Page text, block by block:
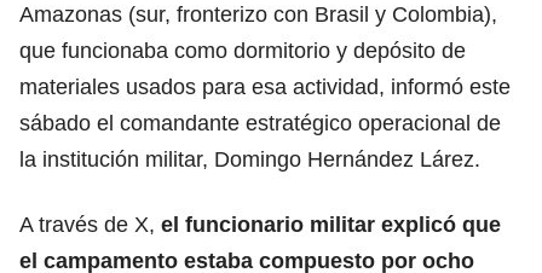
Amazonas (sur, fronterizo con Brasil y Colombia),
que funcionaba como dormitorio y depósito de
materiales usados para esa actividad, informó este
sábado el comandante estratégico operacional de
la institución militar, Domingo Hernández Lárez.
A través de X, el funcionario militar explicó que
el campamento estaba compuesto por ocho